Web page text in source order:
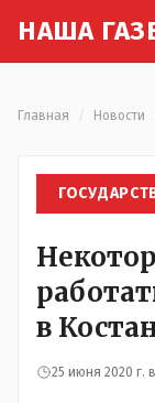
НАША Г
Главная Новости
в
25 июня 2020 г.